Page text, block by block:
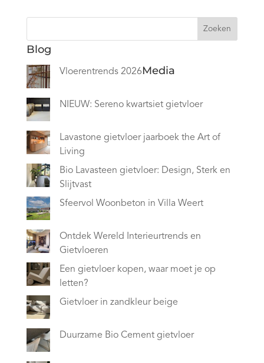
Zoeken
Blog
Vloerentrends 2026
NIEUW: Sereno kwartsiet gietvloer
Lavastone gietvloer jaarboek the Art of
Living
Bio Lavasteen gietvloer: Design, Sterk en
Slijtvast
Sfeervol Woonbeton in Villa Weert
Ontdek Wereld Interieurtrends en
Gietvloeren
Een gietvloer kopen, waar moet je op
letten?
Gietvloer in zandkleur beige
Duurzame Bio Cement gietvloer
Media